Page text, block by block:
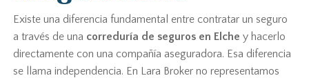
Existe una diferencia fundamental entre contratar un seguro
a través de una correduría de seguros en Elche y hacerlo
directamente con una compañía aseguradora. Esa diferencia
se llama independencia. En Lara Broker no representamos